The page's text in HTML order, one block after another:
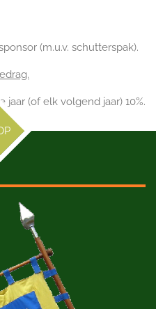
(m.u.v. schutterspak).
(of elk volgend jaar) 10%.